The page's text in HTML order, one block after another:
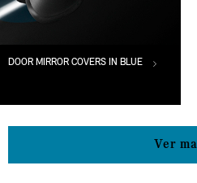
DOOR MIRROR COVERS IN BLUE
Ver